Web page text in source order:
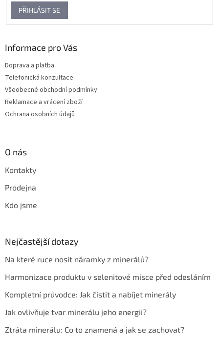
PŘIHLÁSIT SE
Informace pro Vás
Doprava a platba
Telefonická konzultace
Všeobecné obchodní podmínky
Reklamace a vrácení zboží
Ochrana osobních údajů
O nás
Kontakty
Prodejna
Kdo jsme
Nejčastější dotazy
Na které ruce nosit náramky z minerálů?
Harmonizace produktu v selenitové misce před odesláním
Kompletní průvodce: Jak čistit a nabíjet minerály
Jak ovlivňuje tvar minerálu jeho energii?
Ztráta minerálu: Co to znamená a jak se zachovat?